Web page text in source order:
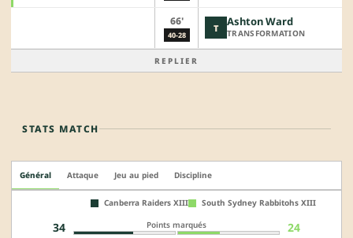
66'
40-28
T Ashton Ward
TRANSFORMATION
REPLIER
STATS MATCH
Général Attaque Jeu au pied Discipline
Canberra Raiders XIII South Sydney Rabbitohs XIII
34 Points marqués 24